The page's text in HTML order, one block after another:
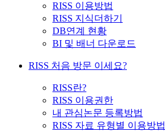
RISS 이용방법
RISS 지식더하기
DB연계 현황
BI 및 배너 다운로드
RISS 처음 방문 이세요?
RISS란?
RISS 이용권한
내 관심논문 등록방법
RISS 자료 유형별 이용방법